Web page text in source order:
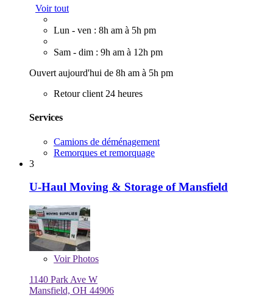
Voir tout
Lun - ven : 8h am à 5h pm
Sam - dim : 9h am à 12h pm
Ouvert aujourd'hui de 8h am à 5h pm
Retour client 24 heures
Services
Camions de déménagement
Remorques et remorquage
3
U-Haul Moving & Storage of Mansfield
VoirPhotos
1140 Park Ave W
Mansfield, OH 44906